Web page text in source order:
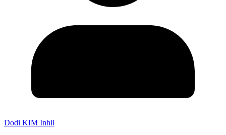
Dodi KIM Inhil